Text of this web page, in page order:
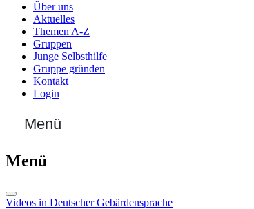
Über uns
Aktuelles
Themen A-Z
Gruppen
Junge Selbsthilfe
Gruppe gründen
Kontakt
Login
Menü
Menü
Videos in Deutscher Gebärdensprache